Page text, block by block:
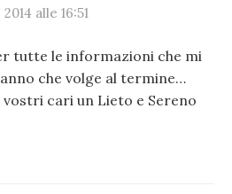
alle 16:51
tutte le informazioni che mi
che volge al termine…
cari un Lieto e Sereno